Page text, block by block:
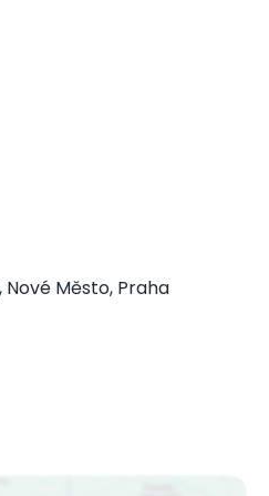
Město, Praha